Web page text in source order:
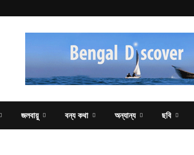
জলবায়ু বন্য কথা অন্যান্য ছবি